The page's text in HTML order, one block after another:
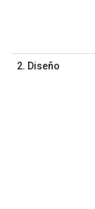
2. Diseño